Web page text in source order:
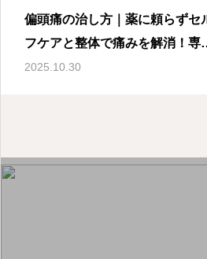
偏頭痛の治し方｜薬に頼らずセ
フケアと整体で痛みを解消！専
家が教える即効性テクニック
2025.10.30